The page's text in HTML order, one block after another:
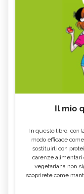
Il mio
In questo libro, con
modo efficace
sostituirli con
carenze alimentari
vegetariana non
scoprirete come